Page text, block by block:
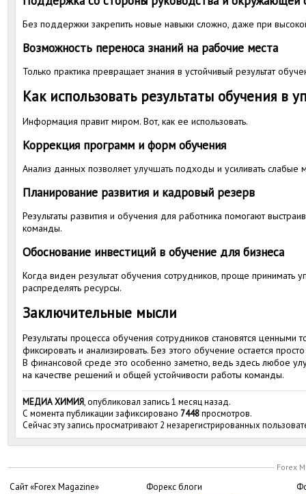
Без поддержки закрепить новые навыки сложно, даже при
Возможность переноса знаний на рабочие места
Только практика превращает знания в устойчивый результат
Как использовать результаты обучения в
Информация правит миром. Вот, как ее использовать.
Коррекция программ и форм обучения
Анализ данных позволяет улучшать подходы и усиливать слабые
Планирование развития и кадровый резерв
Результаты развития и обучения для работника помогают
команды.
Обоснование инвестиций в обучение для бизнеса
Когда виден результат обучения сотрудников, проще принимать
распределять ресурсы.
Заключительные мысли
Результаты процесса обучения сотрудников становятся ценными
фиксировать и анализировать. Без этого обучение остается
В финансовой среде это особенно заметно, ведь здесь любое
на качестве решений и общей устойчивости работы команды.
МЕДИА ХИМИЯ, опубликовал запись 1 месяц назад.
С момента публикации зафиксировано 7448просмотров.
Сейчас эту запись просматривают 2 незарегистрированных
Forex
Сайт «Forex Magazine»
Форекс блоги